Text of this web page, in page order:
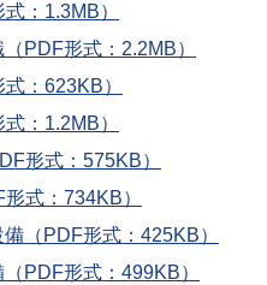
：1.3MB）
PDF形式：2.2MB）
：623KB）
：1.2MB）
形式：575KB）
式：734KB）
（PDF形式：425KB）
PDF形式：499KB）